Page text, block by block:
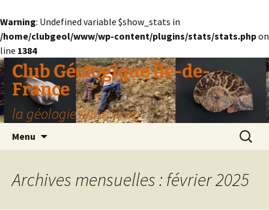
Warning: Undefined variable $show_stats in
/home/clubgeol/www/wp-content/plugins/stats/stats.phpon
line 1384
Aller
au
contenu
Club Géologique Île-de-
France
la géologie entre amis
Menu
Archives mensuelles : février 2025